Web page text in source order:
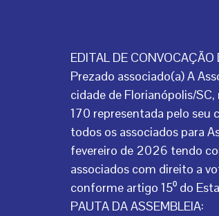
EDITAL DE CONVOCAÇÃO
Prezado associado(a) A
cidade de Florianópolis/
170 representada pelo seu
todos os associados para
fevereiro de 2026 tendo
associados com direito a
conforme artigo 15⁰ do
PAUTA DA ASSEMBLEIA: